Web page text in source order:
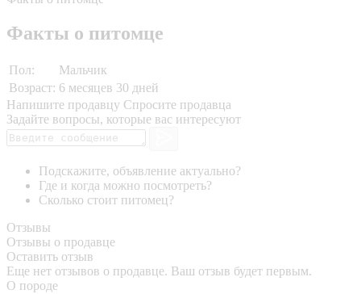
Факты о питомце
Пол:
Мальчик
Возраст: 6 месяцев 30 дней
Напишите продавцу Спросите продавца
Задайте вопросы, которые вас интересуют
Подскажите, объявление актуально?
Где и когда можно посмотреть?
Сколько стоит питомец?
Отзывы
Отзывы о продавце
Оставить отзыв
Еще нет отзывов о продавце. Ваш отзыв будет первым.
О породе